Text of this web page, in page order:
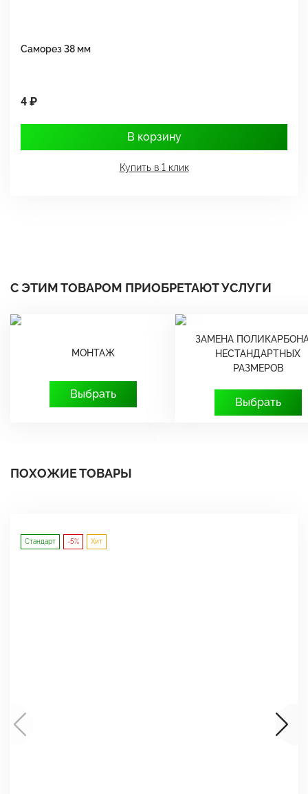
Саморез 38 мм
4 ₽
В корзину
Купить в 1 клик
С ЭТИМ ТОВАРОМ ПРИОБРЕТАЮТ УСЛУГИ
МОНТАЖ
Выбрать
ЗАМЕНА
НЕСТАНДАРТНЫХ
РАЗМЕРОВ
Выбрать
ПОХОЖИЕ ТОВАРЫ
Стандарт -5% Хит